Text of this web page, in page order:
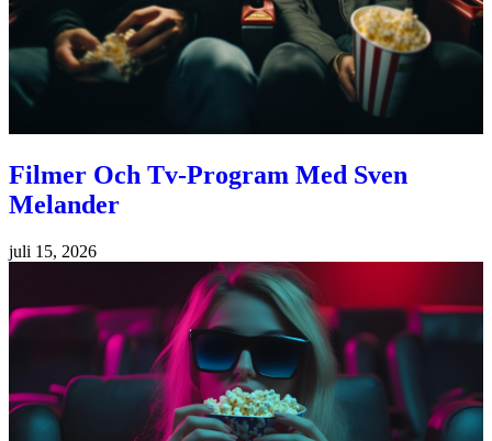
Filmer Och Tv-Program Med Sven
Melander
juli 15, 2026